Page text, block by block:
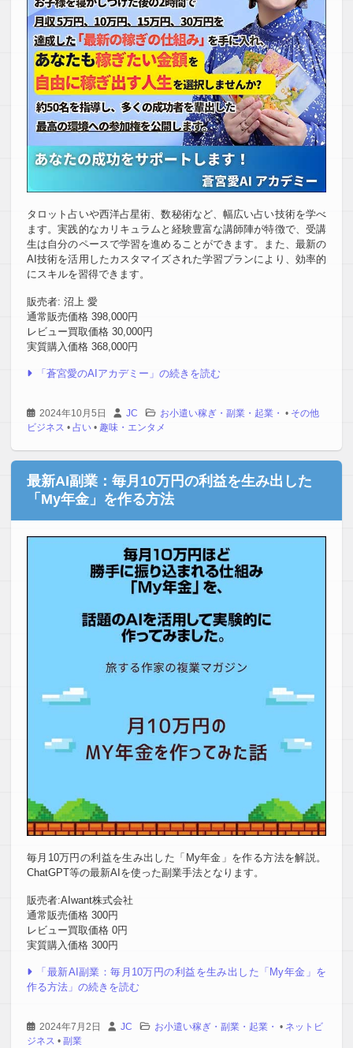
タロット占いや西洋占星術、数秘術など、幅広い占い技術を学べ
ます。実践的なカリキュラムと経験豊富な講師陣が特徴で、受講
生は自分のペースで学習を進めることができます。また、最新の
AI技術を活用したカスタマイズされた学習プランにより、効率的
にスキルを習得できます。
販売者: 沼上 愛
通常販売価格 398,000円
レビュー買取価格 30,000円
実質購入価格 368,000円
「蒼宮愛のAIアカデミー」の続きを読む
2024年10月5日 JC お小遣い稼ぎ・副業・起業・ • その他
ビジネス • 占い • 趣味・エンタメ
最新AI副業：毎月10万円の利益を生み出した
「My年金」を作る方法
毎月10万円の利益を生み出した「My年金」を作る方法を解説。
ChatGPT等の最新AIを使った副業手法となります。
販売者:AIwant株式会社
通常販売価格 300円
レビュー買取価格 0円
実質購入価格 300円
「最新AI副業：毎月10万円の利益を生み出した「My年金」を
作る方法」の続きを読む
2024年7月2日 JC お小遣い稼ぎ・副業・起業・ • ネットビ
ジネス • 副業